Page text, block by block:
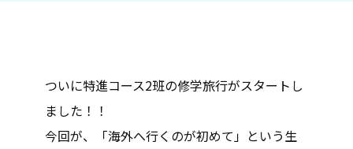
ついに特進コース2班の修学旅行がスタートし
ました！！
今回が、「海外へ行くのが初めて」という生